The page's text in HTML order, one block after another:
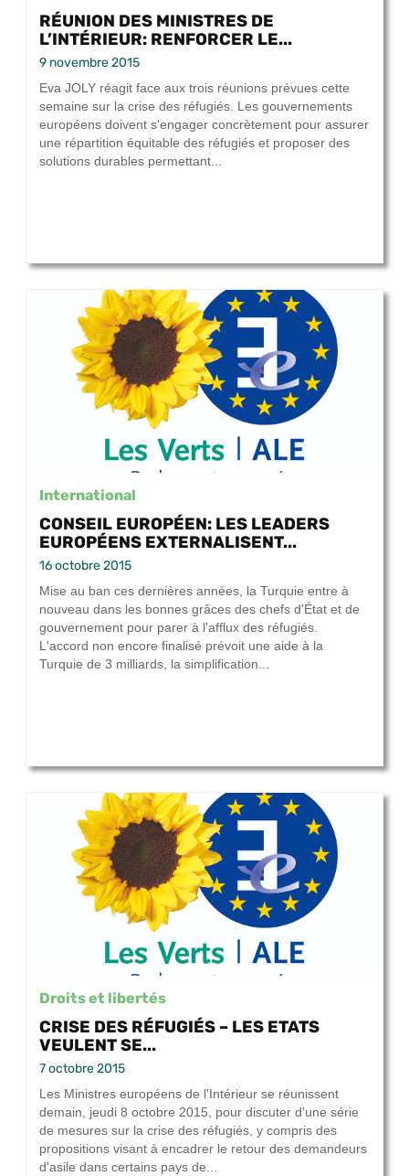
RÉUNION DES MINISTRES DE
L’INTÉRIEUR: RENFORCER LE...
9 novembre 2015
Eva JOLY réagit face aux trois réunions prévues cette
semaine sur la crise des réfugiés. Les gouvernements
européens doivent s'engager concrètement pour assurer
une répartition équitable des réfugiés et proposer des
solutions durables permettant...
International
CONSEIL EUROPÉEN: LES LEADERS
EUROPÉENS EXTERNALISENT...
16 octobre 2015
Mise au ban ces dernières années, la Turquie entre à
nouveau dans les bonnes grâces des chefs d'État et de
gouvernement pour parer à l'afflux des réfugiés.
L'accord non encore finalisé prévoit une aide à la
Turquie de 3 milliards, la simplification...
Droits et libertés
CRISE DES RÉFUGIÉS – LES ETATS
VEULENT SE...
7 octobre 2015
Les Ministres européens de l'Intérieur se réunissent
demain, jeudi 8 octobre 2015, pour discuter d'une série
de mesures sur la crise des réfugiés, y compris des
propositions visant à encadrer le retour des demandeurs
d'asile dans certains pays de...